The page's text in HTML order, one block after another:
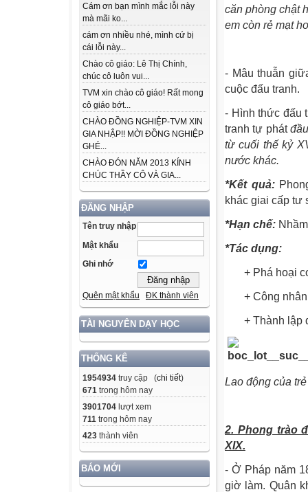
Cám ơn bạn mình mắc lỗi này
mà mãi ko...
cám ơn nhiều nhé, mình cứ bị
cái lỗi này...
Chào cô giáo: Lê Thị Chính,
chúc cô luôn vui...
TVM xin chào cô giáo! Rất mong
cô giáo bớt...
CHÀO ĐỒNG NGHIỆP-TVM XIN
GIA NHẬP!! MỜI ĐỒNG NGHIỆP
GHÉ...
CHÀO ĐÓN NĂM 2013 KÍNH
CHÚC THẦY CÔ VÀ GIA...
ĐĂNG NHẬP
Tên truy nhập
Mật khẩu
Ghi nhớ
Quên mật khẩu ĐK thành viên
TÀI NGUYÊN DẠY HỌC
THỐNG KÊ
1954934 truy cập (chi tiết)
671 trong hôm nay
3901704 lượt xem
711 trong hôm nay
423 thành viên
BÁO MỚI
căn phòng chật
em còn rẻ mạt
- Mâu thuẫn
cuộc đấu tranh.
- Hình thức đấu
tranh tự phát
từ cuối thế kỷ
nước khác.
*Kết quả:
khác giai cấp tư
*Hạn chế:
*Tác dụng:
+ Phá hoại cơ
+ Công nhân
+ Thành lập
Lao động của
2. Phong trào
XIX.
- Ở Pháp năm
giờ làm. Quân